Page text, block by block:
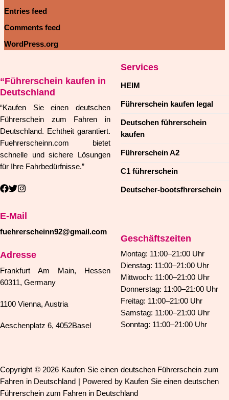
Entries feed
Comments feed
WordPress.org
“Führerschein kaufen in
Deutschland
“Kaufen Sie einen deutschen
Führerschein zum Fahren in
Deutschland. Echtheit garantiert.
Fuehrerscheinn.com bietet
schnelle und sichere Lösungen
für Ihre Fahrbedürfnisse.”
Services
HEIM
Führerschein kaufen legal
Deutschen führerschein
kaufen
Führerschein A2
C1 führerschein
Deutscher-bootsfhrerschein
E-Mail
fuehrerscheinn92@gmail.com
Adresse
Frankfurt Am Main, Hessen
60311, Germany
1100 Vienna, Austria
Aeschenplatz 6, 4052Basel
Geschäftszeiten
Montag: 11:00–21:00 Uhr
Dienstag: 11:00–21:00 Uhr
Mittwoch: 11:00–21:00 Uhr
Donnerstag: 11:00–21:00 Uhr
Freitag: 11:00–21:00 Uhr
Samstag: 11:00–21:00 Uhr
Sonntag: 11:00–21:00 Uhr
Copyright © 2026 Kaufen Sie einen deutschen Führerschein zum
Fahren in Deutschland | Powered by Kaufen Sie einen deutschen
Führerschein zum Fahren in Deutschland